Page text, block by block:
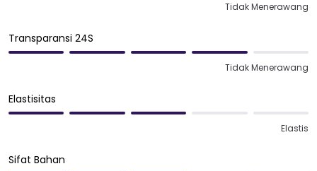
Tidak Menerawang
Transparansi 24S
Tidak Menerawang
Elastisitas
Elastis
Sifat Bahan